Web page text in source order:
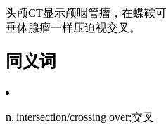
头颅CT显示颅咽管瘤，在蝶鞍
垂体腺瘤一样压迫视交叉。
同义词
n.|intersection/crossing over;交叉